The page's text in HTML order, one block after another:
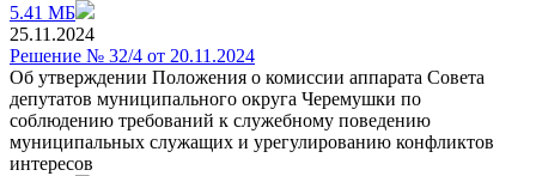
5.41 МБ
25.11.2024
Решение № 32/4 от 20.11.2024
Об утверждении Положения о комиссии аппарата Совета
депутатов муниципального округа Черемушки по
соблюдению требований к служебному поведению
муниципальных служащих и урегулированию конфликтов
интересов